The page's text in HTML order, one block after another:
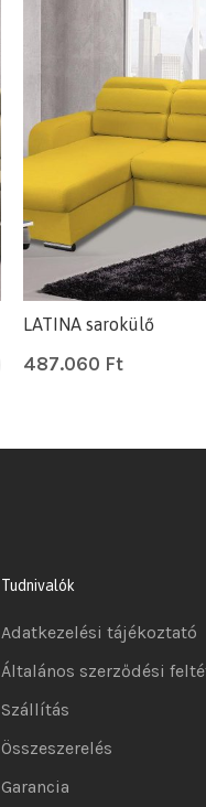
LATINA sarokülő
487.060 Ft
Tudnivalók
Adatkezelési tájékoztató
Általános szerződési
Szállítás
Összeszerelés
Garancia